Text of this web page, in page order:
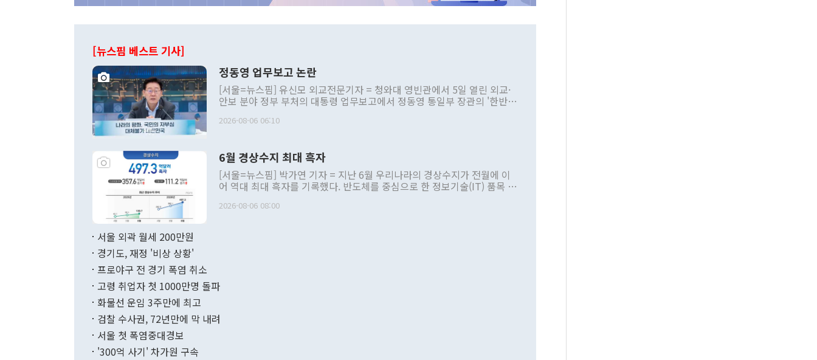
[뉴스핌 베스트 기사]
정동영 업무보고 논란
[서울=뉴스핌] 유신모 외교전문기자 = 청와대 영빈관에서 5일 열린 외교·
안보 분야 정부 부처의 대통령 업무보고에서 정동영 통일부 장관의 '한반도
발언 중에는 정부 내 조율을 거치지 않은 사안을 정책으로 추진하겠다고 공
주의적 희망에 근거한 비현실적 구상'이라는 비판을 내놨다. 그동안 정 장
관의 대북 정책 관련 발언이 물의를 빚은 적은 여러 번 있지만 대통령과 유
관 부처 장관이 공개적으로 부정적 입장을 표명한 것은 이례적이다. 정 장
관의 무리한 대북 접근법과 월권을 제어해야 한다는 목소리도 높아지고 있
다. [정동영 통일부 장관이 지난달 23일 오후 서울 종로구 정부서울청사에
무너졌다고도 했다. 또 "현 시점에서 흘러간 선(先)비핵화만 되뇌는 것은
함께 4자 대화의 동력을 확보하기 위해 최선을 다할 것"이라고 말했다. 하
2026-08-06 06:10
6월 경상수지 최대 흑자
[서울=뉴스핌] 박가연 기자 = 지난 6월 우리나라의 경상수지가 전월에 이
어 역대 최대 흑자를 기록했다. 반도체를 중심으로 한 정보기술(IT) 품목 수
료=한국은행] 한국은행이 6일 발표한 '2026년 6월 국제수지(잠정)'에 따르
며 월간 기준 처음으로 1000억달러를 넘어섰다. 상품수입은 644억8000만
196.9% 급증했고 컴퓨터·주변기기(SSD)는 282.7% 증가했다. IT 품목
수출은 160.4% 늘었으며 비IT 품목도 ▲석유제품(47.5%) ▲화공품
2026-08-06 08:00
서울 외곽 월세 200만원
경기도, 재정 '비상 상황'
프로야구 전 경기 폭염 취소
고령 취업자 첫 1000만명 돌파
화물선 운임 3주만에 최고
검찰 수사권, 72년만에 막 내려
서울 첫 폭염중대경보
'300억 사기' 차가원 구속